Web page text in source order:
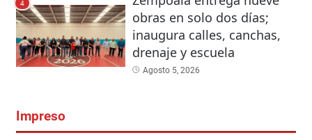
4
obras en solo dos días;
inaugura calles, canchas,
drenaje y escuela
Agosto 5, 2026
Impreso